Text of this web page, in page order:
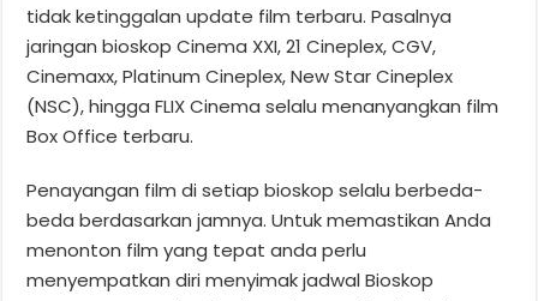
tidak ketinggalan update film terbaru. Pasalnya
jaringan bioskop Cinema XXI, 21 Cineplex, CGV,
Cinemaxx, Platinum Cineplex, New Star Cineplex
(NSC), hingga FLIX Cinema selalu menanyangkan film
Box Office terbaru.
Penayangan film di setiap bioskop selalu berbeda-
beda berdasarkan jamnya. Untuk memastikan Anda
menonton film yang tepat anda perlu
menyempatkan diri menyimak jadwal Bioskop